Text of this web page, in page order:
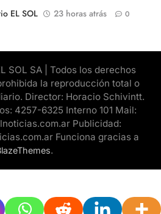
EL SOL
23 horas atrás 0
SOL SA | Todos los derechos
la reproducción total o
Director: Horacio Schivintt.
4257-6325 Interno 101 Mail:
Publicidad:
Funciona gracias a
.